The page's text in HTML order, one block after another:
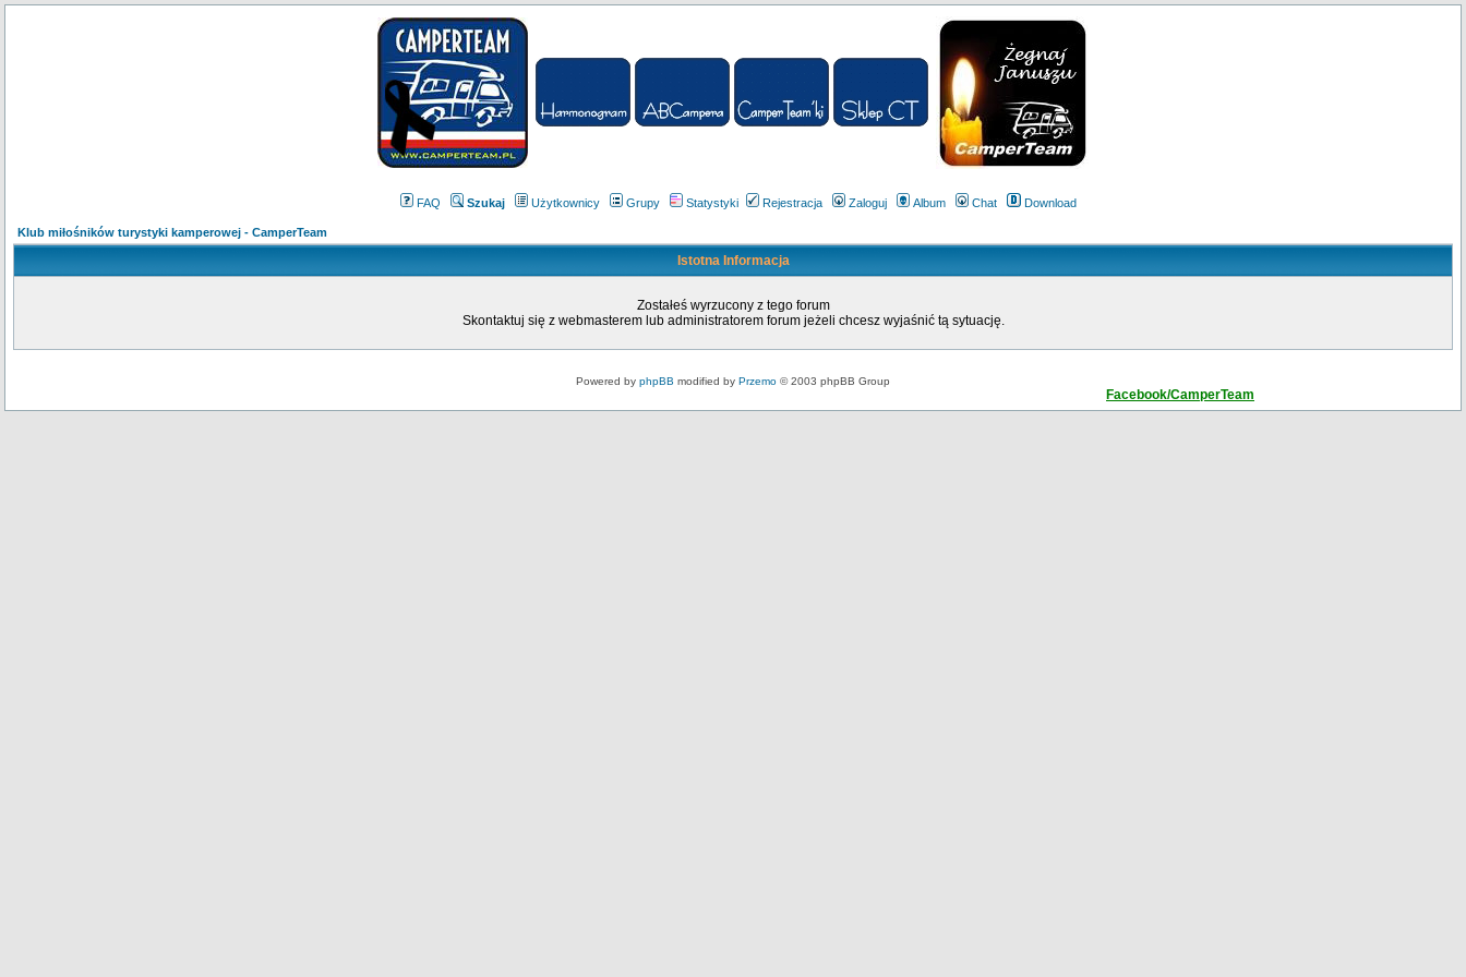
FAQ Szukaj Użytkownicy Grupy Statystyki Rejestracja Zaloguj Album Chat Download
Klub miłośników turystyki kamperowej - CamperTeam
Istotna Informacja
Zostałeś wyrzucony z tego forum
Skontaktuj się z webmasterem lub administratorem forum jeżeli chcesz wyjaśnić tą sytuację.
Powered by phpBB modified by Przemo © 2003 phpBB Group
Facebook/CamperTeam